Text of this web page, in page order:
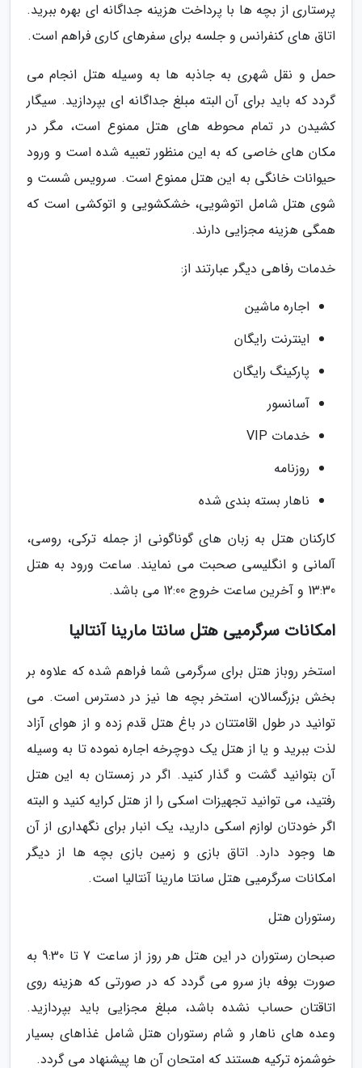
پرستاری از بچه ها با پرداخت هزینه جداگانه ای بهره ببرید.
اتاق های کنفرانس و جلسه برای سفرهای کاری فراهم است.
حمل و نقل شهری به جاذبه ها به وسیله هتل انجام می
گردد که باید برای آن البته مبلغ جداگانه ای بپردازید. سیگار
کشیدن در تمام محوطه های هتل ممنوع است، مگر در
مکان های خاصی که به این منظور تعبیه شده است و ورود
حیوانات خانگی به این هتل ممنوع است. سرویس شست و
شوی هتل شامل اتوشویی، خشکشویی و اتوکشی است که
همگی هزینه مجزایی دارند.
خدمات رفاهی دیگر عبارتند از:
اجاره ماشین
اینترنت رایگان
پارکینگ رایگان
آسانسور
خدمات VIP
روزنامه
ناهار بسته بندی شده
کارکنان هتل به زبان های گوناگونی از جمله ترکی، روسی،
آلمانی و انگلیسی صحبت می نمایند. ساعت ورود به هتل
13:30 و آخرین ساعت خروج 12:00 می باشد.
امکانات سرگرمیی هتل سانتا مارینا آنتالیا
استخر روباز هتل برای سرگرمی شما فراهم شده که علاوه بر
بخش بزرگسالان، استخر بچه ها نیز در دسترس است. می
توانید در طول اقامتتان در باغ هتل قدم زده و از هوای آزاد
لذت ببرید و یا از هتل یک دوچرخه اجاره نموده تا به وسیله
آن بتوانید گشت و گذار کنید. اگر در زمستان به این هتل
رفتید، می توانید تجهیزات اسکی را از هتل کرایه کنید و البته
اگر خودتان لوازم اسکی دارید، یک انبار برای نگهداری از آن
ها وجود دارد. اتاق بازی و زمین بازی بچه ها از دیگر
امکانات سرگرمیی هتل سانتا مارینا آنتالیا است.
رستوران هتل
صبحان رستوران در این هتل هر روز از ساعت 7 تا 9:30 به
صورت بوفه باز سرو می گردد که در صورتی که هزینه روی
اتاقتان حساب نشده باشد، مبلغ مجزایی باید بپردازید.
وعده های ناهار و شام رستوران هتل شامل غذاهای بسیار
خوشمزه ترکیه هستند که امتحان آن ها پیشنهاد می گردد.